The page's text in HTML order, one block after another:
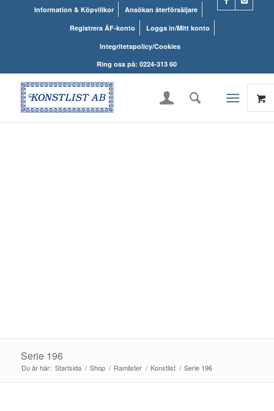
Information & Köpvillkor
Ansökan återförsäljare
Registrera ÅF-konto
Logga in/Mitt konto
Integritetspolicy/Cookies
Ring oss på: 0224-313 60
Serie 196
Du är här: Startsida / Shop / Ramlister / Konstlist / Serie 196